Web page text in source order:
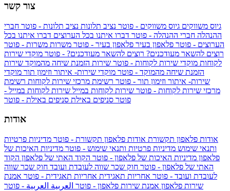
צור קשר
גיוס משווקים גיוס משווקים - פוטר נציב תלונות נציב תלונות - פוטר חברי
ההנהלה חברי ההנהלה - פוטר דברו איתנו בכל הערוצים דברו איתנו בכל
הערוצים - פוטר פלאפון בעיר פלאפון בעיר - פוטר משרות משרות - פוטר
רוצים להשאר מעודכנים? רוצים להשאר מעודכנים? - פוטר מוקדי שירות
לקוחות מוקדי שירות לקוחות - פוטר שירות הזמנת שיחה מהמוקד שירות
הזמנת שיחה מהמוקד - פוטר מוקדי שירות- איתור וזימון תור מוקדי
שירות- איתור וזימון תור - פוטר רשימת מרכזי שירות לקוחות רשימת
מרכזי שירות לקוחות - פוטר שירות לקוחות במייל שירות לקוחות במייל -
פוטר סניפים באילת סניפים באילת - פוטר
אודות
אודות פלאפון תקשורת אודות פלאפון תקשורת - פוטר מדיניות פרטיות
ותנאי שימוש מדיניות פרטיות ותנאי שימוש - פוטר מדיניות האיכות של
פלאפון מדיניות האיכות של פלאפון - פוטר הקוד האתי של פלאפון הקוד
האתי של פלאפון - פוטר חוק שכר שווה לעובדת ועובד חוק שכר שווה
לעובדת ועובד - פוטר אחריות תאגידית אחריות תאגידית - פוטר אמנת
שירות פלאפון אמנת שירות פלאפון - פוטר العربية العربية - פוטר